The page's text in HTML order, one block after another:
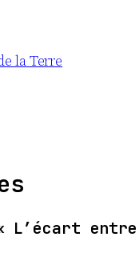
la Terre
« L’écart